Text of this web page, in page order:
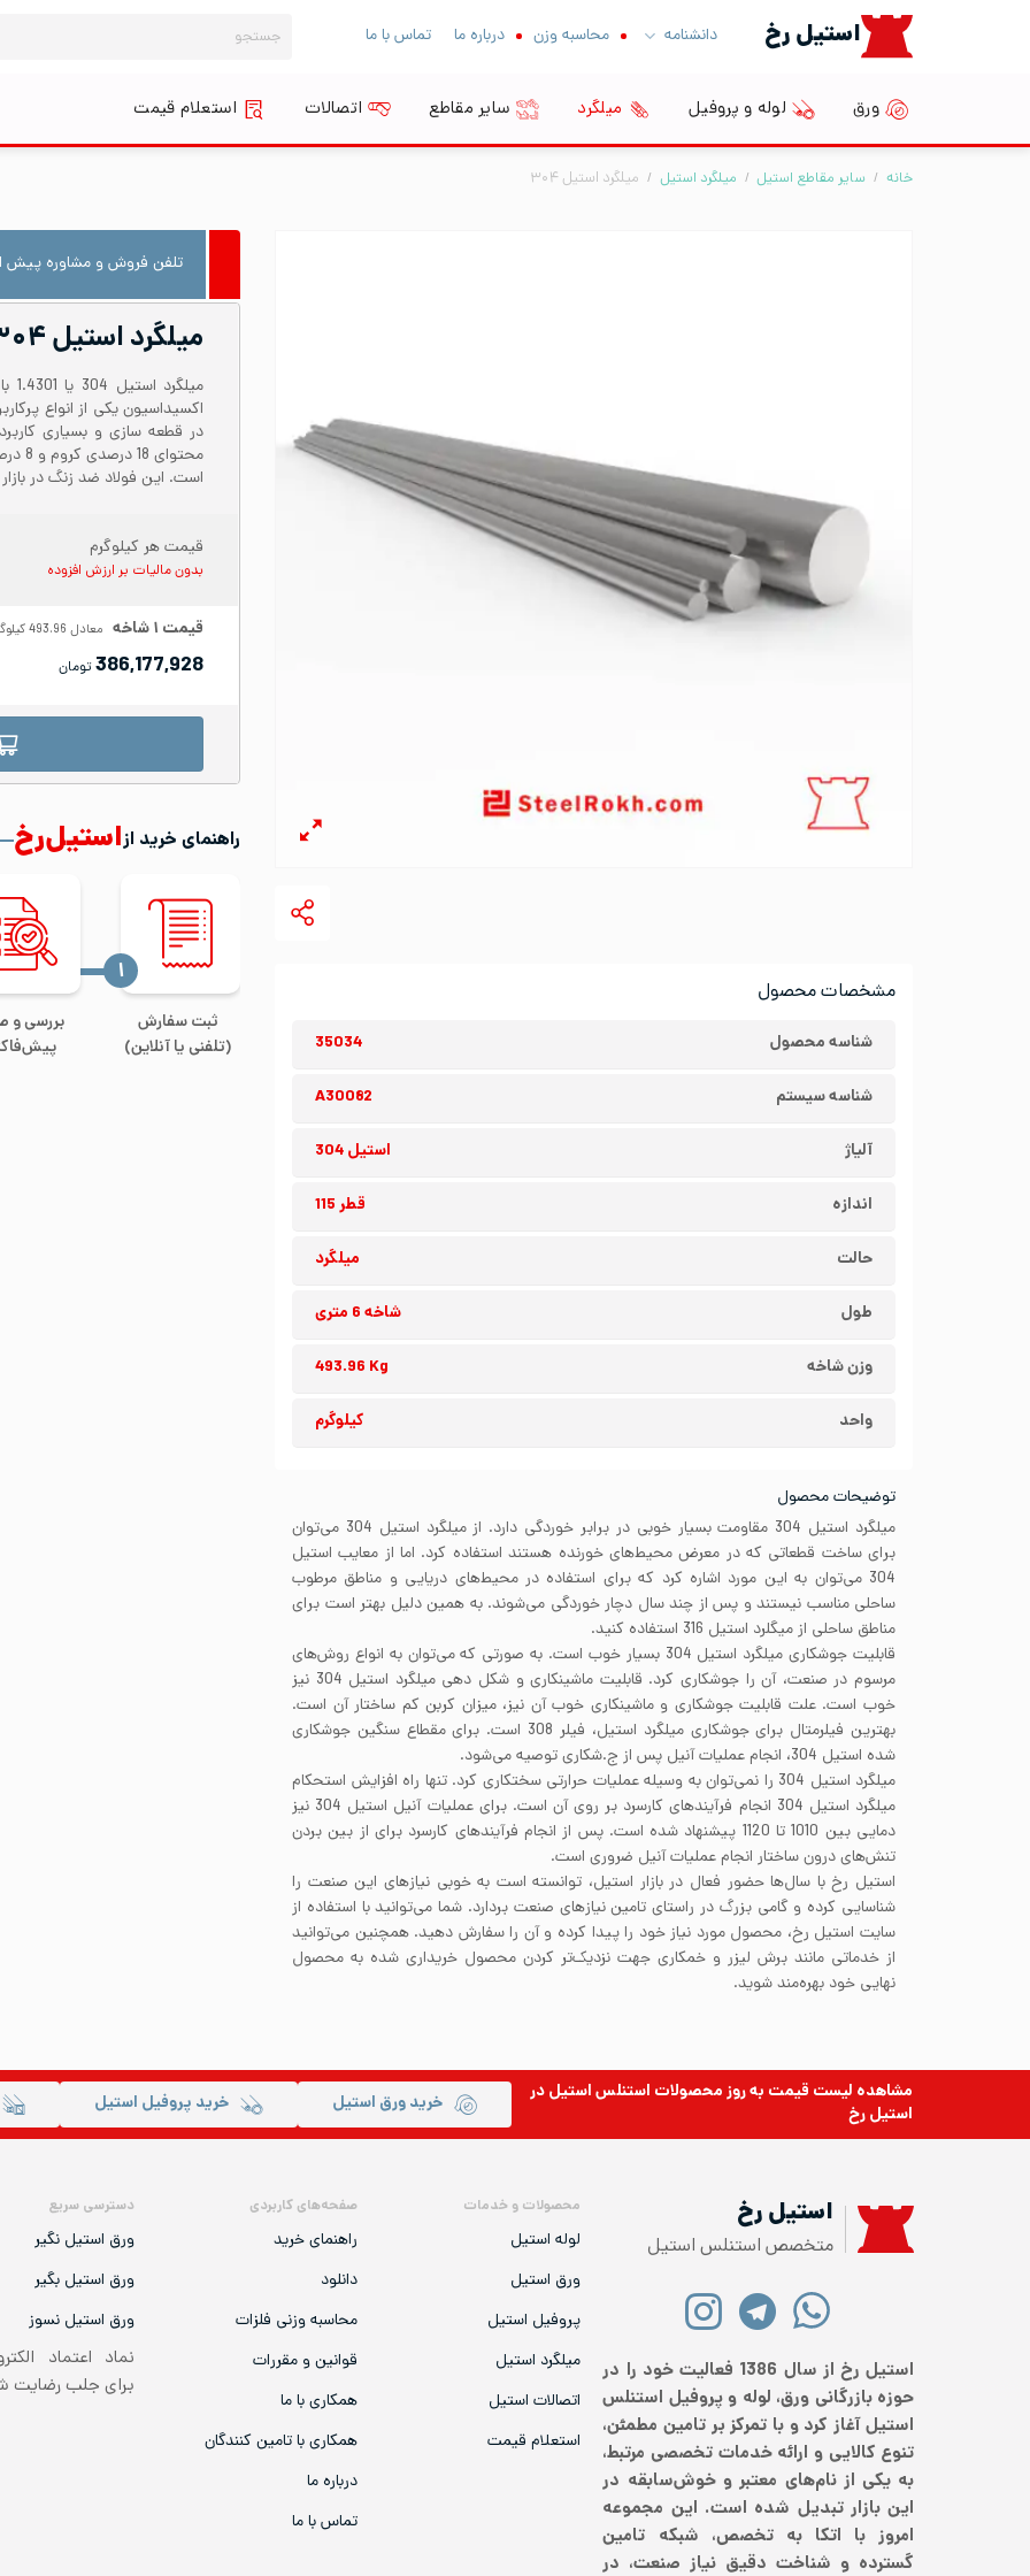
استیل رخ دانشنامه محاسبه وزن درباره ما تماس با ما
برای:
ورق لوله و پروفیل میلگرد سایر مقاطع اتصالات استعلام قیمت
خانه / سایر مقاطع استیل / میلگرد استیل / میلگرد استیل ۳۰۴
مشخصات محصول
شناسه محصول 35034
شناسه سیستم A30082
آلیاژ استیل 304
اندازه قطر 115
حالت میلگرد
طول شاخه 6 متری
وزن شاخه 493.96 Kg
واحد کیلوگرم
توضیحات محصول
میلگرد استیل 304 مقاومت بسیار خوبی در برابر خوردگی دارد. از میلگرد استیل 304 می‌توان
برای ساخت قطعاتی که در معرض محیط‌های خورنده هستند استفاده کرد. اما از معایب استیل
304 می‌توان به این مورد اشاره کرد که برای استفاده در محیط‌های دریایی و مناطق مرطوب
ساحلی مناسب نیستند و پس از چند سال دچار خوردگی می‌شوند. به همین دلیل بهتر است برای
مناطق ساحلی از میگلرد استیل 316 استفاده کنید.
قابلیت جوشکاری میلگرد استیل 304 بسیار خوب است. به صورتی که می‌توان به انواع روش‌های
مرسوم در صنعت، آن را جوشکاری کرد. قابلیت ماشینکاری و شکل دهی میلگرد استیل 304 نیز
خوب است. علت قابلیت جوشکاری و ماشینکاری خوب آن نیز، میزان کربن کم ساختار آن است.
بهترین فیلرمتال برای جوشکاری میلگرد استیل، فیلر 308 است. برای مقطاع سنگین جوشکاری
شده استیل 304، انجام عملیات آنیل پس از ج.شکاری توصیه می‌شود.
میلگرد استیل 304 را نمی‌توان به وسیله عملیات حرارتی سختکاری کرد. تنها راه افزایش استحکام
میلگرد استیل 304 انجام فرآیندهای کارسرد بر روی آن است. برای عملیات آنیل استیل 304 نیز
دمایی بین 1010 تا 1120 پیشنهاد شده است. پس از انجام فرآیندهای کارسرد برای از بین بردن
تنش‌های درون ساختار انجام عملیات آنیل ضروری است.
استیل رخ با سال‌ها حضور فعال در بازار استیل، توانسته است به خوبی نیاز‌های این صنعت را
شناسایی کرده و گامی بزرگ در راستای تامین نیاز‌های صنعت بردارد. شما می‌توانید با استفاده از
سایت استیل رخ، محصول مورد نیاز خود را پیدا کرده و آن‌ را سفارش دهید. همچنین می‌توانید
از خدماتی مانند برش لیزر و خمکاری جهت نزدیک‌تر کردن محصول خریداری شده به محصول
نهایی خود بهره‌مند شوید.
تلفن فروش و مشاوره پیش
میلگرد استیل ۳۰۴ قطر ۱۱۵
است. این فولاد ضد زنگ در بازار با نام
قیمت هر کیلوگرم
بدون مالیات بر ارزش افزوده
قیمت ۱شاخه معادل 493.96
386,177,928تومان
راهنمای خرید ازاستیل‌رخ
ثبت سفارش
(تلفنی یا آنلاین)
‍۱
بررسی و
مشاهده لیست قیمت به روزمحصولات استنلس استیلدر
استیل رخ
خرید ورق استیل خرید پروفیل استیل
استیل رخ
متخصص استنلس استیل
استیل رخ از سال 1386 فعالیت خود را در
حوزه بازرگانی ورق، لوله و پروفیل استنلس
استیل آغاز کرد و با تمرکز بر تامین مطمئن،
تنوع کالایی و ارائه خدمات تخصصی مرتبط،
به یکی از نام‌های معتبر و خوش‌سابقه در
این بازار تبدیل شده است. این مجموعه
امروز با اتکا به تخصص، شبکه تامین
گسترده و شناخت دقیق نیاز صنعت، در
محصولات و خدمات
لوله استیل
ورق استیل
پروفیل استیل
میلگرد استیل
اتصالات استیل
استعلام قیمت
صفحه‌های کاربردی
راهنمای خرید
دانلود
محاسبه وزنی فلزات
قوانین و مقررات
همکاری با ما
همکاری با تامین کنندگان
درباره ما
تماس با ما
دسترسی سریع
ورق استیل نگیر
ورق استیل بگیر
ورق استیل نسوز
نماد اعتماد
برای جلب